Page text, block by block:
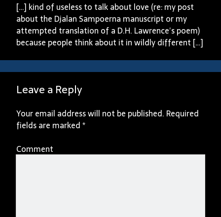
[…] kind of useless to talk about love (re: my post
about the Djalan Sampoerna manuscript or my
attempted translation of a D.H. Lawrence’s poem)
because people think about it in wildly different […]
Leave a Reply
Your email address will not be published. Required
fields are marked*
Comment